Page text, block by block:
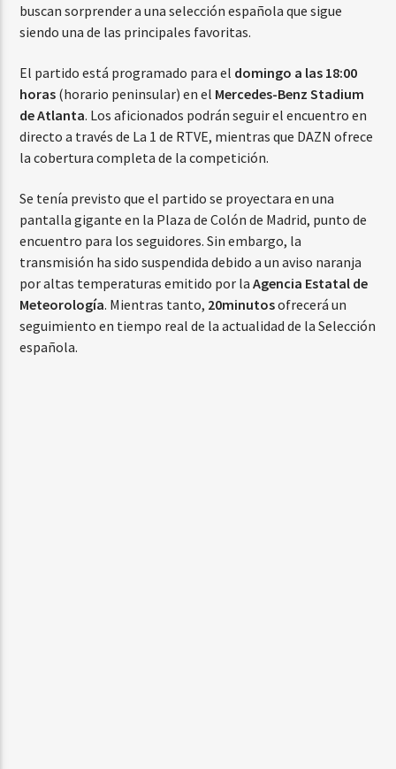
buscan sorprender a una selección española que sigue
siendo una de las principales favoritas.
El partido está programado para el domingo a las 18:00
horas (horario peninsular) en el Mercedes-Benz Stadium
de Atlanta. Los aficionados podrán seguir el encuentro en
directo a través de La 1 de RTVE, mientras que DAZN ofrece
la cobertura completa de la competición.
Se tenía previsto que el partido se proyectara en una
pantalla gigante en la Plaza de Colón de Madrid, punto de
encuentro para los seguidores. Sin embargo, la
transmisión ha sido suspendida debido a un aviso naranja
por altas temperaturas emitido por laAgencia Estatal de
Meteorología. Mientras tanto, 20minutosofrecerá un
seguimiento en tiempo real de la actualidad de la Selección
española.